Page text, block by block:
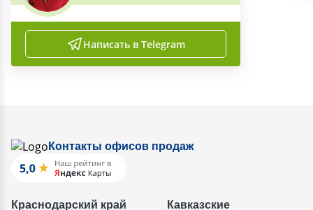
Написать в Telegram
Контакты офисов продаж
Краснодарский край Кавказские